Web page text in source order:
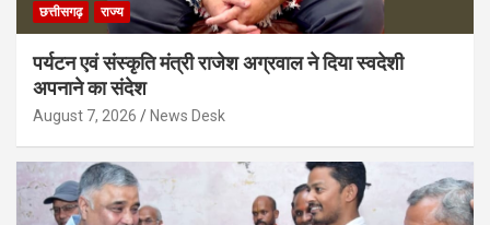
छत्तीसगढ़ राज्य
पर्यटन एवं संस्कृति मंत्री राजेश अग्रवाल ने दिया स्वदेशी
अपनाने का संदेश
August 7, 2026 News Desk